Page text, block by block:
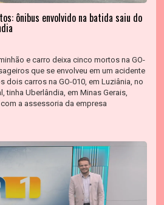
ônibus envolvido na batida saiu do
e carro deixa cinco mortos na GO-
que se envolveu em um acidente
dois carros na GO-010, em Luziânia, no
tinha Uberlândia, em Minas Gerais,
a assessoria da empresa